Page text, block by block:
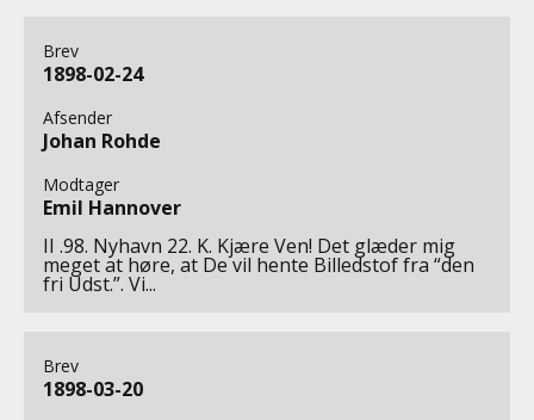
Brev
1898-02-24
Afsender
Johan Rohde
Modtager
Emil Hannover
II .98. Nyhavn 22. K. Kjære Ven! Det glæder mig
meget at høre, at De vil hente Billedstof fra “den
fri Udst.”. Vi...
Brev
1898-03-20